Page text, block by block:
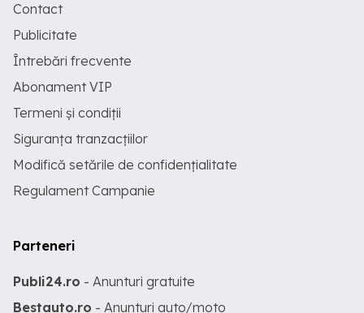
Contact
Publicitate
Întrebări frecvente
Abonament VIP
Termeni și condiții
Siguranța tranzacțiilor
Modifică setările de confidențialitate
Regulament Campanie
Parteneri
Publi24.ro - Anunturi gratuite
Bestauto.ro - Anunturi auto/moto